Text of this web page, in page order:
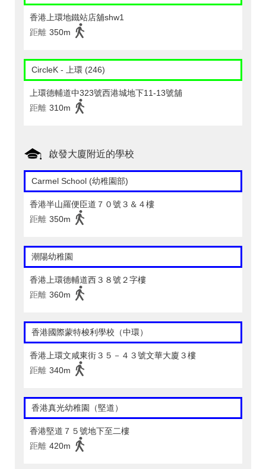
香港上環地鐵站店舖shw1
距離 350m
CircleK - 上環 (246)
上環德輔道中323號西港城地下11-13號舖
距離 310m
啟發大廈附近的學校
Carmel School (幼稚園部)
香港半山羅便臣道７０號３＆４樓
距離 350m
潮陽幼稚園
香港上環德輔道西３８號２字樓
距離 360m
香港國際蒙特梭利學校（中環）
香港上環文咸東街３５－４３號文華大廈３樓
距離 340m
香港真光幼稚園（堅道）
香港堅道７５號地下至二樓
距離 420m